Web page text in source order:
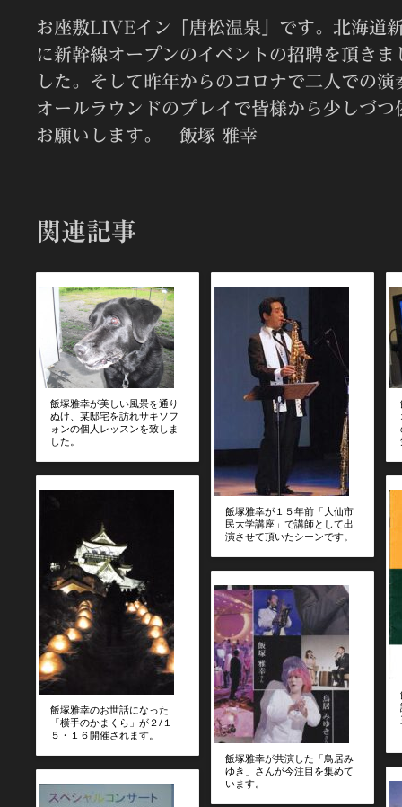
お座敷LIVEイン「唐松温泉」です。北海道
に新幹線オープンのイベントの招聘を頂き
した。そして昨年からのコロナで二人での
オールラウンドのプレイで皆様から少しづ
お願いします。 飯塚 雅幸
関連記事
飯塚雅幸が美しい風景を通り
ぬけ、某邸宅を訪れサキソフ
ォンの個人レッスンを致しま
した。
飯塚雅幸のお世話になった
「横手のかまくら」が２/１
５・１６開催されます。
飯塚雅幸が１５年前「大仙市
民大学講座」で講師として出
演させて頂いたシーンです。
飯塚雅幸が共演した「鳥居み
ゆき」さんが今注目を集めて
います。